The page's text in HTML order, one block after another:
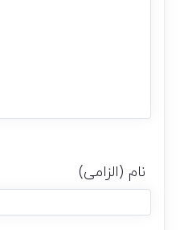
نام (الزامی)